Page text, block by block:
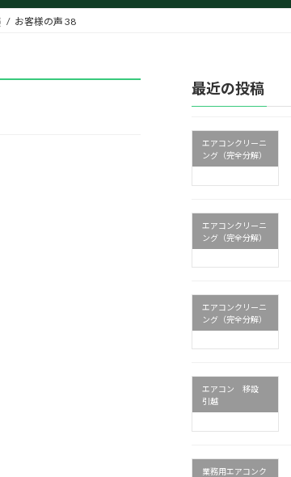
お客様の声 38
最近の投稿
エアコンクリーニ
ング（完全分解）
エアコンクリーニ
ング（完全分解）
エアコンクリーニ
ング（完全分解）
エアコン 移設
引越
業務用エアコンク